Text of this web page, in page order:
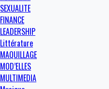
SEXUALITE
FINANCE
LEADERSHIP
Littérature
MAQUILLAGE
MOD’ELLES
MULTIMEDIA